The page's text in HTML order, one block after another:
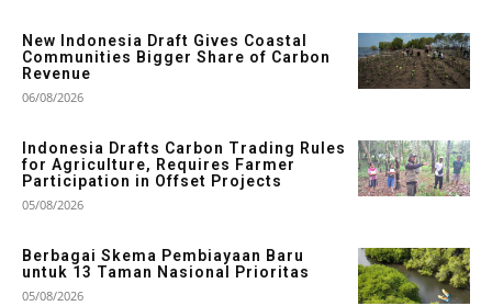
New Indonesia Draft Gives Coastal
Communities Bigger Share of Carbon
Revenue
06/08/2026
Indonesia Drafts Carbon Trading Rules
for Agriculture, Requires Farmer
Participation in Offset Projects
05/08/2026
Berbagai Skema Pembiayaan Baru
untuk 13 Taman Nasional Prioritas
05/08/2026